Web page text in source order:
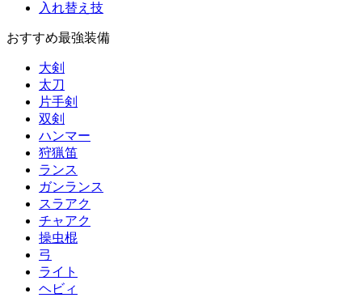
入れ替え技
おすすめ最強装備
大剣
太刀
片手剣
双剣
ハンマー
狩猟笛
ランス
ガンランス
スラアク
チャアク
操虫棍
弓
ライト
ヘビィ